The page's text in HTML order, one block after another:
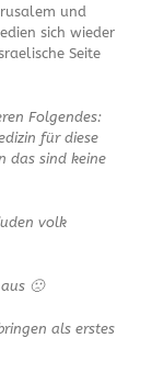
und
sich wieder
Seite
Folgendes:
für diese
das sind keine
volk
🙁
als erstes